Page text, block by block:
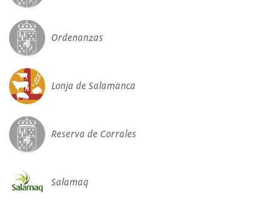
Ordenanzas
Lonja de Salamanca
Reserva de Corrales
Salamaq